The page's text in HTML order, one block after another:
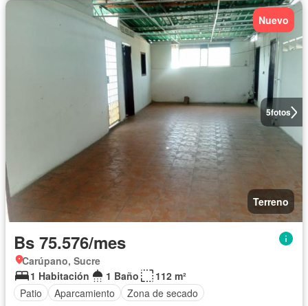
5fotos
Nuevo
Terreno
Bs 75.576/mes
Carúpano, Sucre
1 Habitación
1 Baño
112 m²
Patio
Aparcamiento Zona de secado